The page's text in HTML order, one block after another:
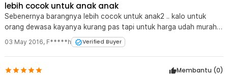
lebih cocok untuk anak anak
Sebenernya barangnya lebih cocok untuk anak2 .. kalo untuk
orang dewasa kayanya kurang pas tapi untuk harga udah murah
03 May 2016, F*****h Verified Buyer
Membantu (0)